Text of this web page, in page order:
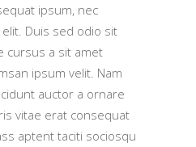
ipsum, nec
Duis sed odio sit
cursus a sit amet
ipsum velit. Nam
auctor a ornare
vitae erat consequat
aptent taciti sociosqu